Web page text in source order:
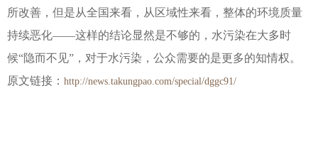
所改善，但是从全国来看，从区域性来看，整体的环境质量
持续恶化——这样的结论显然是不够的，水污染在大多时
候“隐而不见”，对于水污染，公众需要的是更多的知情权。
原文链接： http://news.takungpao.com/special/dggc91/